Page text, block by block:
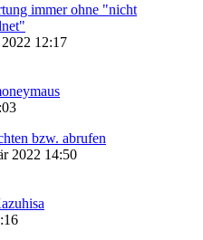
immer ohne "nicht
12:17
bzw. abrufen
2022 14:50